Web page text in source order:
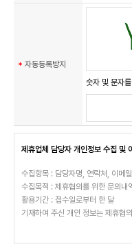
자동등록방지
숫자 및 문자
제휴업체 담당자 개인정보 수집 및
수집항목 : 담당자명, 연락처, 이메일
수집목적 : 제휴협의를 위한 문의내
활용기간 : 접수일로부터 한 달
기재하여 주신 개인 정보는 제휴협